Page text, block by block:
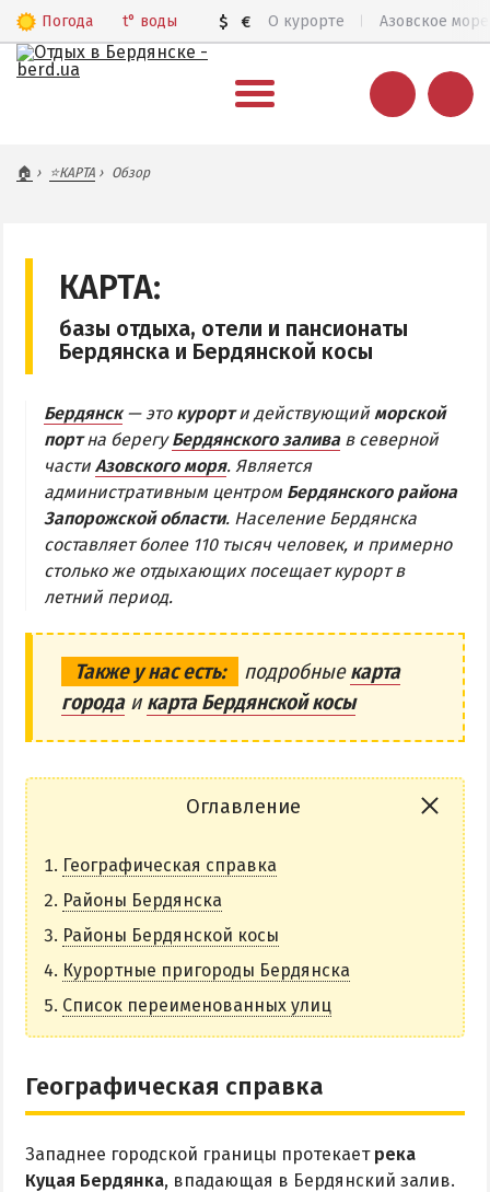
Погода t° воды $ € О курорте Азовское море
Цены 2026
Веб-камеры
КАРТА БЕРДЯНСКА
Городская часть
Бердянская коса
БЕРДЯНСКАЯ КОСА
Ближняя коса
Средняя коса
Дальняя коса
КОЛОНИЯ
КУРОРТ
ЛИСКИ
МАКОРТЫ
НАГОРНАЯ ЧАСТЬ
ПЕСКИ
ЦЕНТР
АЗОВСКОЕ (ЛУНАЧАРСКОЕ)
🏠 ⭐КАРТА Обзор
КАРТА:
базы отдыха, отели и пансионаты
Бердянска и Бердянской косы
Бердянск— это курорти действующий морской
портна берегуБердянского залива в северной
части Азовского моря. Является
административным центром Бердянского района
Запорожской области. Население Бердянска
составляет более 110 тысяч человек, и примерно
столько же отдыхающих посещает курорт в
летний период.
Также у нас есть: подробныекарта
городаикарта Бердянской косы
Оглавление
Географическая справка
Районы Бердянска
Районы Бердянской косы
Курортные пригороды Бердянска
Список переименованных улиц
Географическая справка
Западнее городской границы протекает река
Куцая Бердянка, впадающая в Бердянский залив.